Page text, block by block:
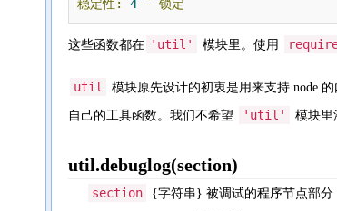
稳定性: 4 - 锁定
这些函数都在 'util' 模块里。使用
util 模块原先设计的初衷是用来支持 node
自己的工具函数。我们不希望 'util' 模块里
util.debuglog(section)
section
{字符串} 被调试的程序节点部分